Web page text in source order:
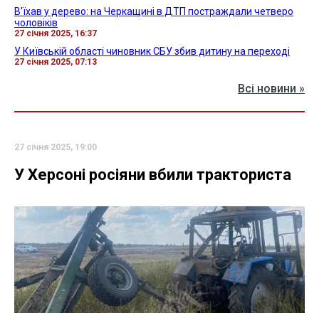
В'їхав у дерево: на Черкащині в ДТП постраждали четверо
чоловіків
27 січня 2025, 16:37
У Київській області чиновник СБУ збив дитину на переході
27 січня 2025, 07:13
Всі новини »
27 січня 2025, 19:00
У Херсоні росіяни вбили тракториста